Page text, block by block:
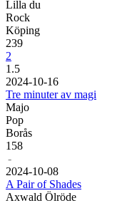
Lilla du
Rock
Köping
239
2
1.5
2024-10-16
Tre minuter av magi
Majo
Pop
Borås
158
-
2024-10-08
A Pair of Shades
Axwald Ölröde